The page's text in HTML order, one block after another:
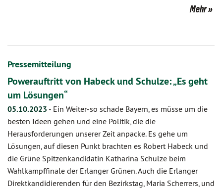
Mehr
Pressemitteilung
Powerauftritt von Habeck und Schulze: „Es geht
um Lösungen“
05.10.2023 - Ein Weiter-so schade Bayern, es müsse um die
besten Ideen gehen und eine Politik, die die
Herausforderungen unserer Zeit anpacke. Es gehe um
Lösungen, auf diesen Punkt brachten es Robert Habeck und
die Grüne Spitzenkandidatin Katharina Schulze beim
Wahlkampffinale der Erlanger Grünen. Auch die Erlanger
Direktkandidierenden für den Bezirkstag, Maria Scherrers, und